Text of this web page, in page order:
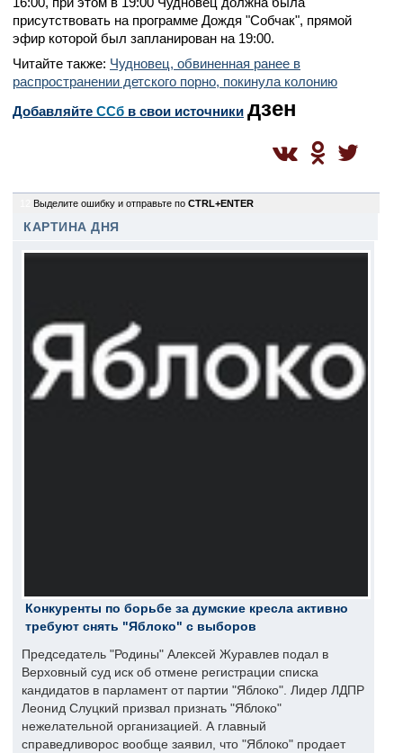
присутствовать на программе Дождя "Собчак", прямой
эфир которой был запланирован на 19:00.
Читайте также: Чудновец, обвиненная ранее в
распространении детского порно, покинула колонию
Добавляйте CСб в свои источники дзен
Выделите ошибку и отправьте по CTRL+ENTER
КАРТИНА ДНЯ
Конкуренты по борьбе за думские кресла активно
требуют снять "Яблоко" с выборов
Председатель "Родины" Алексей Журавлев подал в
Верховный суд иск об отмене регистрации списка
кандидатов в парламент от партии "Яблоко". Лидер ЛДПР
Леонид Слуцкий призвал признать "Яблоко"
нежелательной организацией. А главный
справедливорос вообще заявил, что "Яблоко" продает